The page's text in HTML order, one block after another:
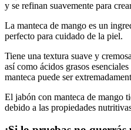
y se refinan suavemente para
La manteca de mango es un
perfecto para cuidado de la piel.
Tiene una textura suave y
así como ácidos grasos
manteca puede ser
El jabón con manteca de mango
debido a las propiedades